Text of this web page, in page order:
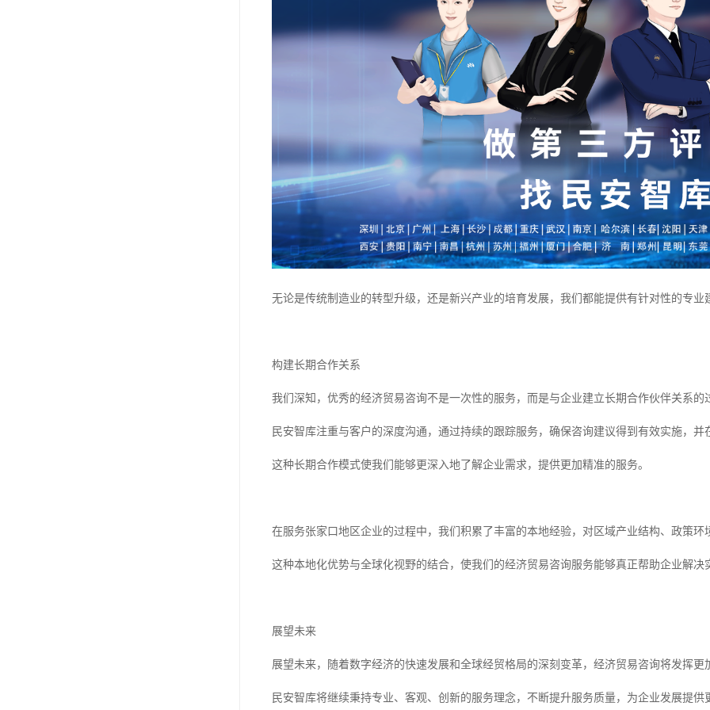
无论是传统制造业的转型升级，还是新兴产业的培育发展，我们都能提供有针对性的专业
构建长期合作关系
我们深知，优秀的经济贸易咨询不是一次性的服务，而是与企业建立长期合作伙伴关系的
民安智库注重与客户的深度沟通，通过持续的跟踪服务，确保咨询建议得到有效实施，
这种长期合作模式使我们能够更深入地了解企业需求，提供更加精准的服务。
在服务张家口地区企业的过程中，我们积累了丰富的本地经验，对区域产业结构、政策环
这种本地化优势与全球化视野的结合，使我们的经济贸易咨询服务能够真正帮助企业解决
展望未来
展望未来，随着数字经济的快速发展和全球经贸格局的深刻变革，经济贸易咨询将发挥更
民安智库将继续秉持专业、客观、创新的服务理念，不断提升服务质量，为企业发展提供